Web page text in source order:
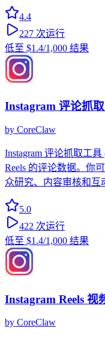
4.4
227 次运行
低至 $1.4/1,000 结果
Instagram 评论抓
by CoreClaw
Instagram 评论抓取工
Reels 的评论数据。你
众研究、内容审核和互
5.0
422 次运行
低至 $1.4/1,000 结果
Instagram Reels
by CoreClaw